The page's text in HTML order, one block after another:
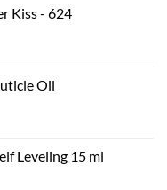
Kiss - 624
Oil
Leveling 15 ml